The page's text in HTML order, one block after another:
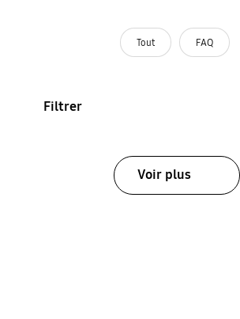
Tout FAQ
Filtrer
Voir plus